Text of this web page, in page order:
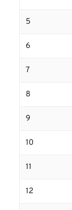
5
6
7
8
9
10
11
12